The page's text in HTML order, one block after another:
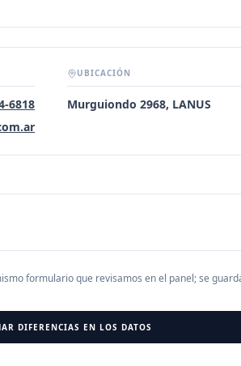
6818
UBICACIÓN
Murguiondo 2968, LANUS
formulario que revisamos en el panel; se
DIFERENCIAS EN LOS DATOS